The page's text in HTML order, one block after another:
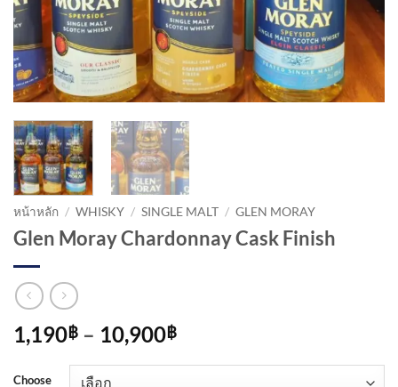
หน้าหลัก / WHISKY / SINGLE MALT / GLEN MORAY
Glen Moray Chardonnay Cask Finish
1,190฿ – 10,900฿Price
Choose